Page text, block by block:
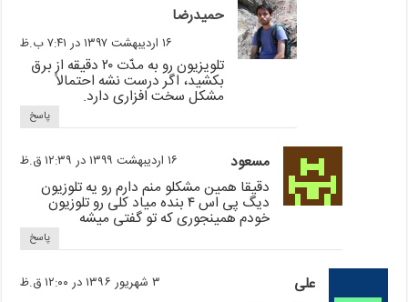
حمیدرضا
۱۶ اردیبهشت ۱۳۹۷ در ۷:۴۱ ب.ظ
تلویزیون رو به مدّت ۲۰ دقیقه از برق
بکشید، اگر درست نشه احتمالاً
مشکل سخت افزاری دارد.
پاسخ
مسعود ۱۶ اردیبهشت ۱۳۹۹ در ۱۲:۳۹ ق.ظ
دقیقا همین مشکلو منم دارم رو یه تلوزیون
دیگ پی اس ۴ بنده میاد کلی رو تلوزیون
خودم همینجوری که تو گفتی میشه
پاسخ
علی ۳ شهریور ۱۳۹۶ در ۱۲:۰۰ ق.ظ